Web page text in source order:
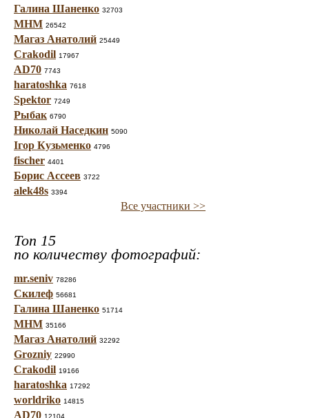
Галина Шаненко 32703
МНМ 26542
Магаз Анатолий 25449
Crakodil 17967
AD70 7743
haratoshka 7618
Spektor 7249
Рыбак 6790
Николай Наседкин 5090
Ігор Кузьменко 4796
fischer 4401
Борис Ассеев 3722
alek48s 3394
Все участники >>
Топ 15
по количеству фотографий:
mr.seniv 78286
Скилеф 56681
Галина Шаненко 51714
МНМ 35166
Магаз Анатолий 32292
Grozniy 22990
Crakodil 19166
haratoshka 17292
worldriko 14815
AD70 12104